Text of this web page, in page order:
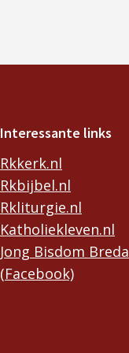
Interessante links
Rkkerk.nl
Rkbijbel.nl
Rkliturgie.nl
Katholiekleven.nl
Jong Bisdom Breda
(Facebook)